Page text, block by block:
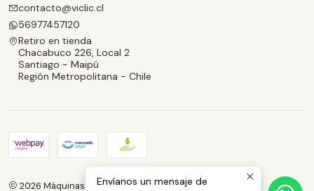
contacto@viclic.cl
56977457120
Retiro en tienda
Chacabuco 226, Local 2
Santiago - Maipú
Región Metropolitana - Chile
2026 Máquinas de coser | Viclic Spa.
Envíanos un mensaje de